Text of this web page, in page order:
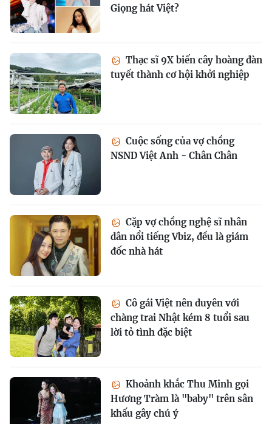
Giọng hát Việt?
Thạc sĩ 9X biến cây hoàng đàn
tuyết thành cơ hội khởi nghiệp
Cuộc sống của vợ chồng
NSND Việt Anh - Chân Chân
Cặp vợ chồng nghệ sĩ nhân
dân nổi tiếng Vbiz, đều là giám
đốc nhà hát
Cô gái Việt nên duyên với
chàng trai Nhật kém 8 tuổi sau
lời tỏ tình đặc biệt
Khoảnh khắc Thu Minh gọi
Hương Tràm là "baby" trên sân
khấu gây chú ý